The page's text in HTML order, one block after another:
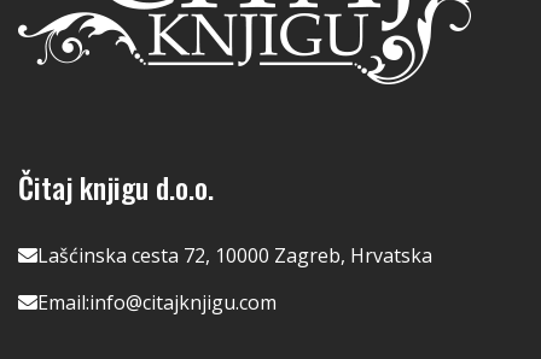
Čitaj knjigu d.o.o.
Lašćinska cesta 72, 10000 Zagreb, Hrvatska
Email:info@citajknjigu.com